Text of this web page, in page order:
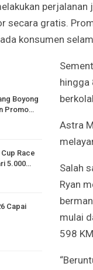
gratis.
konsumen
Boyong
Promo…
Cup Race
5.000…
Capai
hingga
Astra
Salah
Ryan
mulai
598